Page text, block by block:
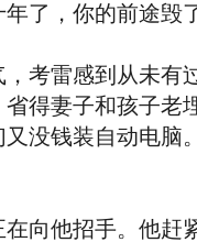
了，你的前途毁
雷感到从未有
得妻子和孩子老
没钱装自动电脑
他招手。他赶